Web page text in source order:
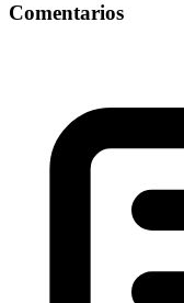
Comentarios